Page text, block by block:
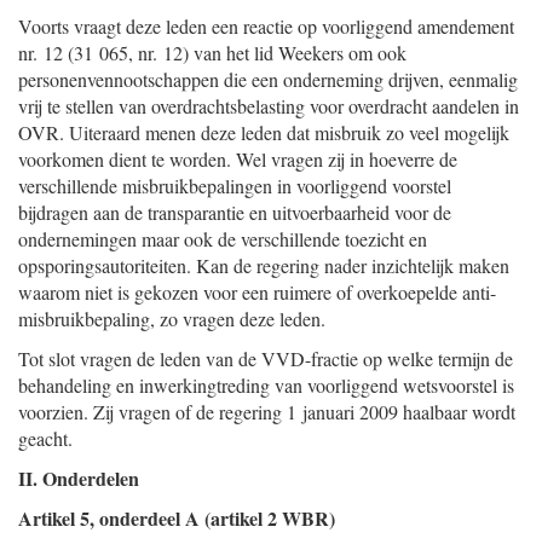
Voorts vraagt deze leden een reactie op voorliggend amendement
nr. 12 (31 065, nr. 12) van het lid Weekers om ook
personenvennootschappen die een onderneming drijven, eenmalig
vrij te stellen van overdrachtsbelasting voor overdracht aandelen in
OVR. Uiteraard menen deze leden dat misbruik zo veel mogelijk
voorkomen dient te worden. Wel vragen zij in hoeverre de
verschillende misbruikbepalingen in voorliggend voorstel
bijdragen aan de transparantie en uitvoerbaarheid voor de
ondernemingen maar ook de verschillende toezicht en
opsporingsautoriteiten. Kan de regering nader inzichtelijk maken
waarom niet is gekozen voor een ruimere of overkoepelde anti-
misbruikbepaling, zo vragen deze leden.
Tot slot vragen de leden van de VVD-fractie op welke termijn de
behandeling en inwerkingtreding van voorliggend wetsvoorstel is
voorzien. Zij vragen of de regering 1 januari 2009 haalbaar wordt
geacht.
II. Onderdelen
Artikel 5, onderdeel A (artikel 2 WBR)